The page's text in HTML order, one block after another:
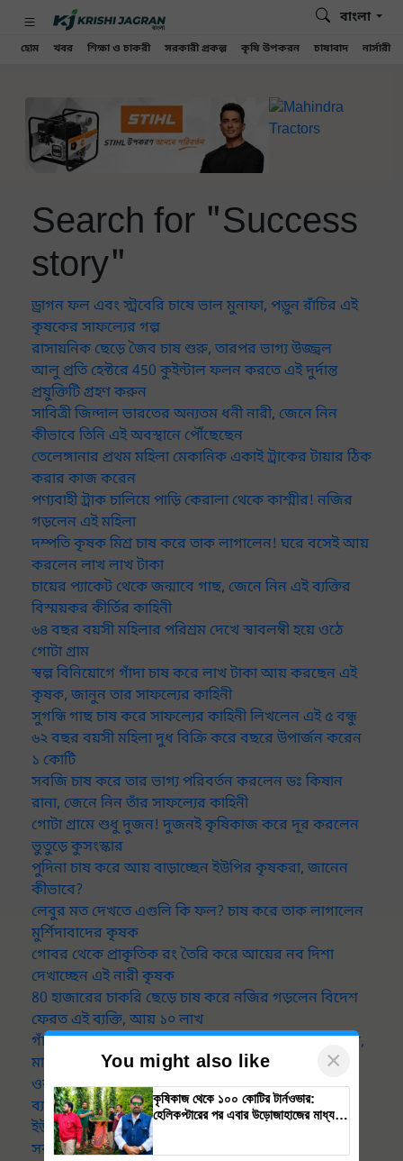
হোম খবর শিক্ষা ও চাকরী সরকারী প্রকল্প কৃষি উপকরন চাষাবাদ নার্সারী
বাংলা
Search for "Success
story"
ড্রাগন ফল এবং স্ট্রবেরি চাষে ভাল মুনাফা, পড়ুন রাঁচির এই
কৃষকের সাফল্যের গল্প
রাসায়নিক ছেড়ে জৈব চাষ শুরু, তারপর ভাগ্য উজ্জ্বল
আলু প্রতি হেক্টরে 450 কুইন্টাল ফলন করতে এই দুর্দান্ত
প্রযুক্তিটি গ্রহণ করুন
সাবিত্রী জিন্দাল ভারতের অন্যতম ধনী নারী, জেনে নিন
কীভাবে তিনি এই অবস্থানে পৌঁছেছেন
তেলেঙ্গানার প্রথম মহিলা মেকানিক একাই ট্রাকের টায়ার ঠিক
করার কাজ করেন
পণ্যবাহী ট্রাক চালিয়ে পাড়ি কেরালা থেকে কাশ্মীর! নজির
গড়লেন এই মহিলা
দম্পতি কৃষক মিশ্র চাষ করে তাক লাগালেন! ঘরে বসেই আয়
করলেন লাখ লাখ টাকা
চায়ের প্যাকেট থেকে জন্মাবে গাছ, জেনে নিন এই ব্যক্তির
বিস্ময়কর কীর্তির কাহিনী
৬৪ বছর বয়সী মহিলার পরিশ্রম দেখে স্বাবলম্বী হয়ে ওঠে
গোটা গ্রাম
স্বল্প বিনিয়োগে গাঁদা চাষ করে লাখ টাকা আয় করছেন এই
কৃষক, জানুন তার সাফল্যের কাহিনী
সুগন্ধি গাছ চাষ করে সাফল্যের কাহিনী লিখলেন এই ৫ বন্ধু
৬২ বছর বয়সী মহিলা দুধ বিক্রি করে বছরে উপার্জন করেন
১ কোটি
সবজি চাষ করে তার ভাগ্য পরিবর্তন করলেন ডঃ কিষান
রানা, জেনে নিন তাঁর সাফল্যের কাহিনী
গোটা গ্রামে শুধু দুজন! দুজনই কৃষিকাজ করে দূর করলেন
ভুতুড়ে কুসংস্কার
পুদিনা চাষ করে আয় বাড়াচ্ছেন ইউপির কৃষকরা, জানেন
কীভাবে?
লেবুর মত দেখতে এগুলি কি ফল? চাষ করে তাক লাগালেন
মুর্শিদাবাদের কৃষক
গোবর থেকে প্রাকৃতিক রং তৈরি করে আয়ের নব দিশা
দেখাচ্ছেন এই নারী কৃষক
80 হাজারের চাকরি ছেড়ে চাষ করে নজির গড়লেন বিদেশ
ফেরত এই ব্যক্তি, আয় ১০ লাখ
গাঁদা ফুল চাষ পরিবর্তন আনল এক মহিলা কৃষকের জীবনে,
মাসে আয় ১ লাখ
ওকালতি ছেড়ে ফুল চাষ করে আয় ৯০ লাখ, জানুন এই
ব্যক্তির কাহিনি
ইউপির প্রথম মহিলা বাস চালক প্রিয়াঙ্কার সাফল্যের কাহীনি
সবজিকে বিলুপ্তির হাত থেকে বাঁচিয়ে জাতীয় পুরস্কার
You might also like ×
কৃষিকাজ থেকে ১০০ কোটির টার্নওভার:
হেলিকপ্টারের পর এবার উড়োজাহাজের মাধ্যমে